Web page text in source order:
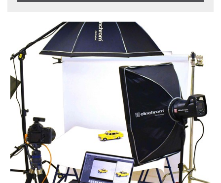
På lager